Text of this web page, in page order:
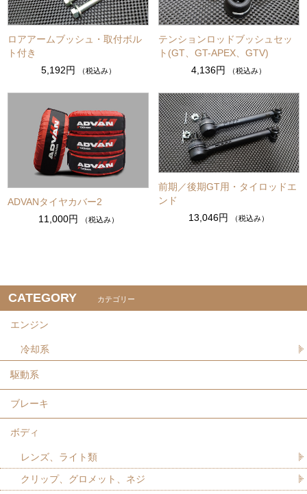
ロアアームブッシュ・取付ボル
ト付き
5,192円
（税込み）
テンションロッドブッシュセッ
ト(GT、GT-APEX、GTV)
4,136円
（税込み）
ADVANタイヤカバー2
11,000円
（税込み）
前期／後期GT用・タイロッドエ
ンド
13,046円
（税込み）
CATEGORY カテゴリー
エンジン
冷却系
駆動系
ブレーキ
ボディ
レンズ、ライト類
クリップ、グロメット、ネジ